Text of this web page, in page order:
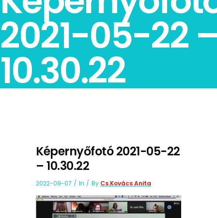
2021-05-22
10.30.22
Képernyőfotó 2021-05-22
– 10.30.22
2022-09-07 In By Cs.Kovács Anita